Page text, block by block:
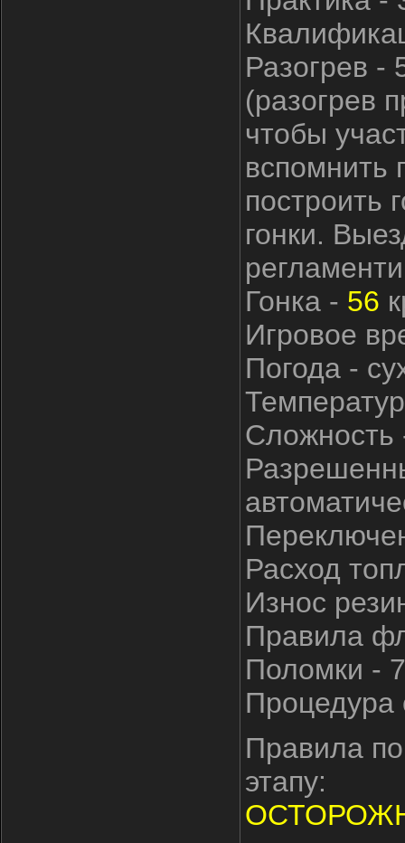
Разогрев -
(разогрев
чтобы
вспомнить
построить
гонки.
Гонка - 56
Игровое
Погода -
Сложность
Расход
Износ
Правила
Поломки -
Процедура
Правила
этапу: